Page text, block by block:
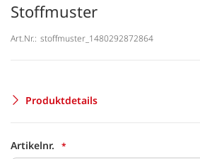
Stoffmuster
Art.Nr.: stoffmuster_1480292872864
Produktdetails
Artikelnr.